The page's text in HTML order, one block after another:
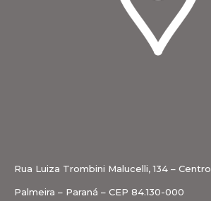
Rua Luiza Trombini Malucelli, 134 – Centro
Palmeira – Paraná – CEP 84.130-000